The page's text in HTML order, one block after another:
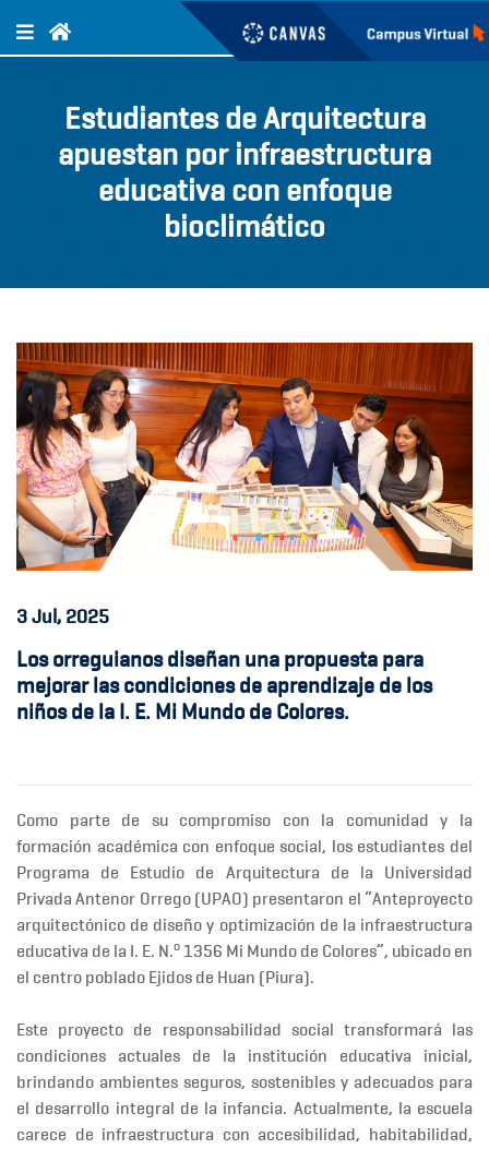
Estudiantes de Arquitectura
apuestan por infraestructura
educativa con enfoque
bioclimático
3Jul, 2025
Los orreguianos diseñan una propuesta para
mejorar las condiciones de aprendizaje de los
niños de la I. E. Mi Mundo de Colores.
Como parte de su compromiso con la comunidad y la
formación académica con enfoque social, los estudiantes del
Programa de Estudio de Arquitectura de la Universidad
Privada Antenor Orrego (UPAO) presentaron el “Anteproyecto
arquitectónico de diseño y optimización de la infraestructura
educativa de la I. E. N.o 1356 Mi Mundo de Colores”, ubicado en
el centro poblado Ejidos de Huan (Piura).
Este proyecto de responsabilidad social transformará las
condiciones actuales de la institución educativa inicial,
brindando ambientes seguros, sostenibles y adecuados para
el desarrollo integral de la infancia. Actualmente, la escuela
carece de infraestructura con accesibilidad, habitabilidad,